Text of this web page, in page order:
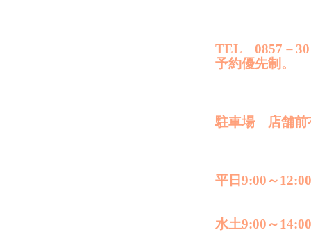
TEL 0857－30
予約優先制。
駐車場 店舗前
平日9:00～
水土9:00～14:00